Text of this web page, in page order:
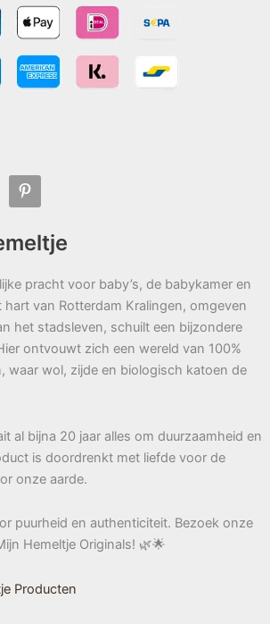
pracht voor baby’s, de babykamer en
hart van Rotterdam Kralingen, omgeven
het stadsleven, schuilt een bijzondere
ontvouwt zich een wereld van 100%
waar wol, zijde en biologisch katoen de
al bijna 20 jaar alles om duurzaamheid en
is doordrenkt met liefde voor de
onze aarde.
puurheid en authenticiteit. Bezoek onze
Hemeltje Originals! 🌿🌟
Producten